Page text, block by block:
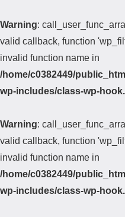
Warning:
valid callback, function
invalid function name in
/home/c0382449/
wp-includes/class-wp-
Warning:
valid callback, function
invalid function name in
/home/c0382449/
wp-includes/class-wp-